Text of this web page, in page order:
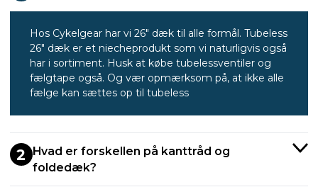
Hos Cykelgear har vi 26" dæk til alle formål. Tubeless
26" dæk er et niecheprodukt som vi naturligvis også
har i sortiment. Husk at købe tubelessventiler og
fælgtape også. Og vær opmærksom på, at ikke alle
fælge kan sættes op til tubeless
2 Hvad er forskellen på kanttråd og
foldedæk?